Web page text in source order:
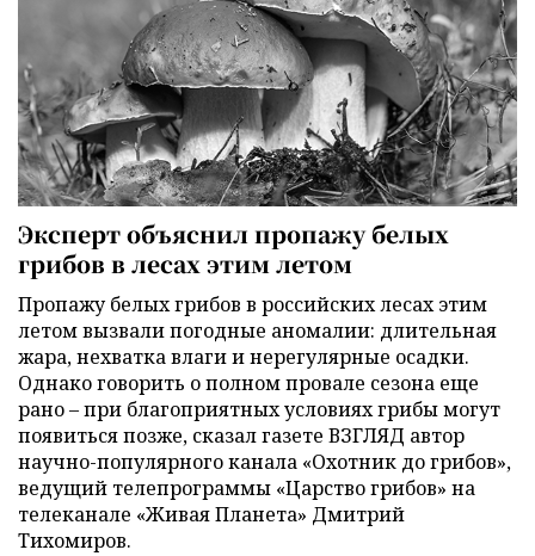
Эксперт объяснил пропажу белых
грибов в лесах этим летом
Пропажу белых грибов в российских лесах этим
летом вызвали погодные аномалии: длительная
жара, нехватка влаги и нерегулярные осадки.
Однако говорить о полном провале сезона еще
рано – при благоприятных условиях грибы могут
появиться позже, сказал газете ВЗГЛЯД автор
научно-популярного канала «Охотник до грибов»,
ведущий телепрограммы «Царство грибов» на
телеканале «Живая Планета» Дмитрий
Тихомиров.